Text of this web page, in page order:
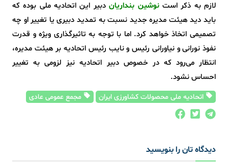
لازم به ذکر استنوشین بنداریاندبیر این اتحادیه ملی بوده که
باید دید هیئت مدیره جدید نسبت به تمدید دبیری یا تغییر او چه
تصمیمی اتخاذ خواهد کرد. اما با توجه به تاثیرگذاری ویژه و قدرت
نفوذ نورانی و نیاورانی رئیس و نایب رئیس اتحادیه بر هیئت مدیره،
انتظار می‌رود که در خصوص دبیر اتحادیه نیز لزومی به تغییر
احساس نشود.
اتحادیه ملی محصولات کشاورزی ایران مجمع عمومی عادی
دیدگاه تان را بنویسید